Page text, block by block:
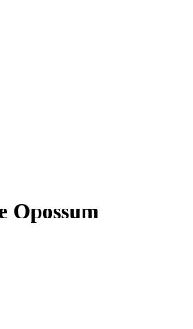
Opossum